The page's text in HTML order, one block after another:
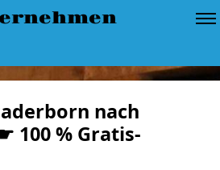
nach
100 % Gratis-